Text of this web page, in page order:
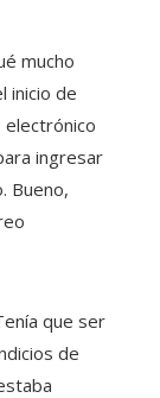
mucho
inicio de
electrónico
ingresar
Bueno,
que ser
de